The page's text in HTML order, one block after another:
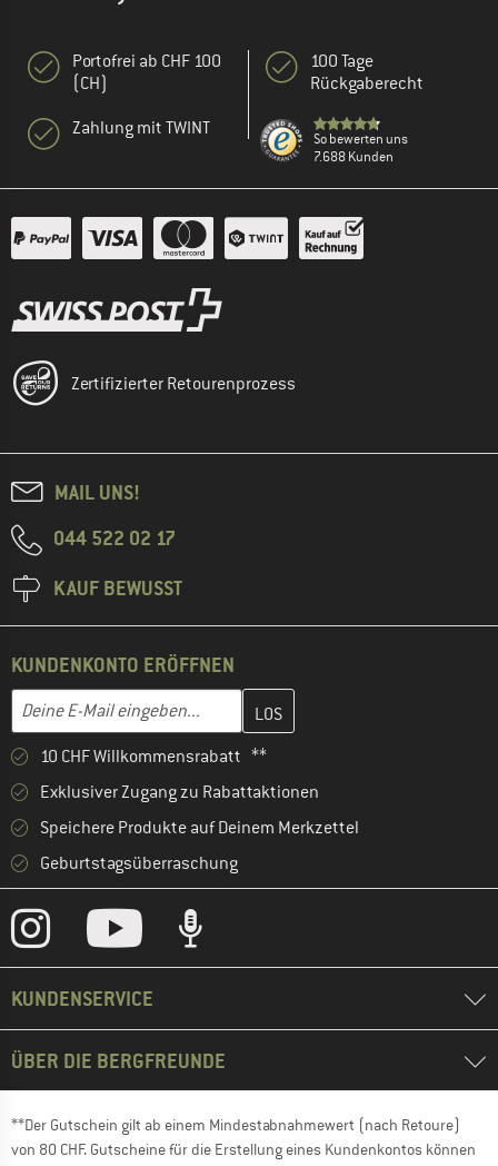
Portofrei ab CHF 100
(CH)
Zahlung mit TWINT
100 Tage
Rückgaberecht
So bewerten uns
7.688 Kunden
Zertifizierter Retourenprozess
MAIL UNS!
044 522 02 17
KAUF BEWUSST
KUNDENKONTO ERÖFFNEN
E-Mail-Adresse
Gib hier deine E-Mail-Adresse ein und erstelle im nächsten
10 CHF Willkommensrabatt **
Exklusiver Zugang zu Rabattaktionen
Speichere Produkte auf Deinem Merkzettel
Geburtstagsüberraschung
KUNDENSERVICE
ÜBER DIE BERGFREUNDE
**Der Gutschein gilt ab einem Mindestabnahmewert (nach Retoure)
von 80 CHF. Gutscheine für die Erstellung eines Kundenkontos können